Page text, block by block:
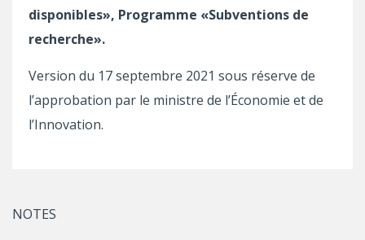
disponibles», Programme «Subventions de
recherche».
Version du 17 septembre 2021 sous réserve de
l’approbation par le ministre de l’Économie et de
l’Innovation.
NOTES